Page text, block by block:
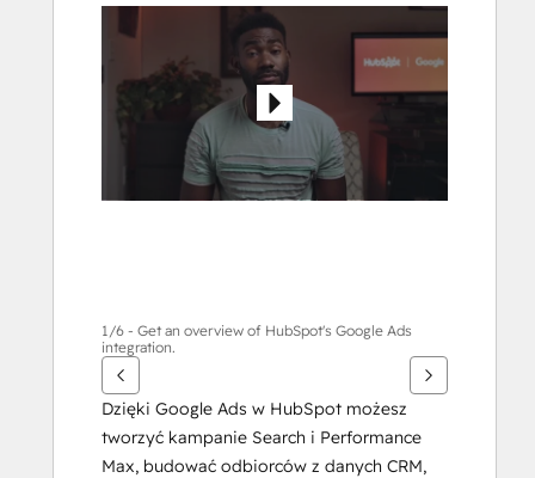
inne
elementy
1/6 - Get an overview of HubSpot's Google Ads
integration.
Dzięki Google Ads w HubSpot możesz
tworzyć kampanie Search i Performance
Max, budować odbiorców z danych CRM,